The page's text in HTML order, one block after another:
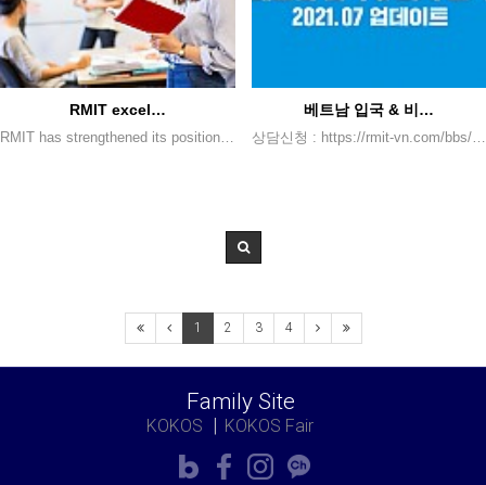
RMIT excel… 베트남 입국 & 비…
상담신청 : https://rmit-vn.com/bbs/page.php?hid=contact
1 2 3 4
Family Site
KOKOS KOKOS Fair